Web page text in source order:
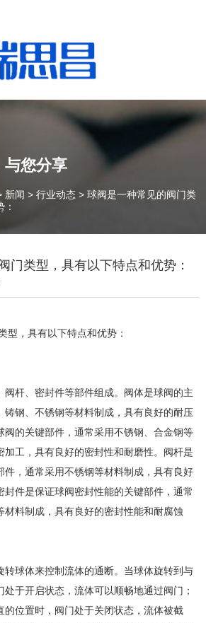
与您分享
新闻 > 行业动态 > 球阀是一种常见的阀门类
门类型，具有以下特点和优势：
型，具有以下特点和优势：
阀杆、密封件等部件组成。阀体是球阀的主
铸钢、不锈钢等材料制成，具有良好的耐压
阀的关键部件，通常采用不锈钢、合金钢等
加工，具有良好的密封性和耐磨性。阀杆是
件，通常采用不锈钢等材料制成，具有良好
封件是保证球阀密封性能的关键部件，通常
材料制成，具有良好的密封性能和耐腐蚀
转球体来控制流体的通断。当球体旋转到与
于开启状态，流体可以顺畅地通过阀门；
的位置时，阀门处于关闭状态，流体被截